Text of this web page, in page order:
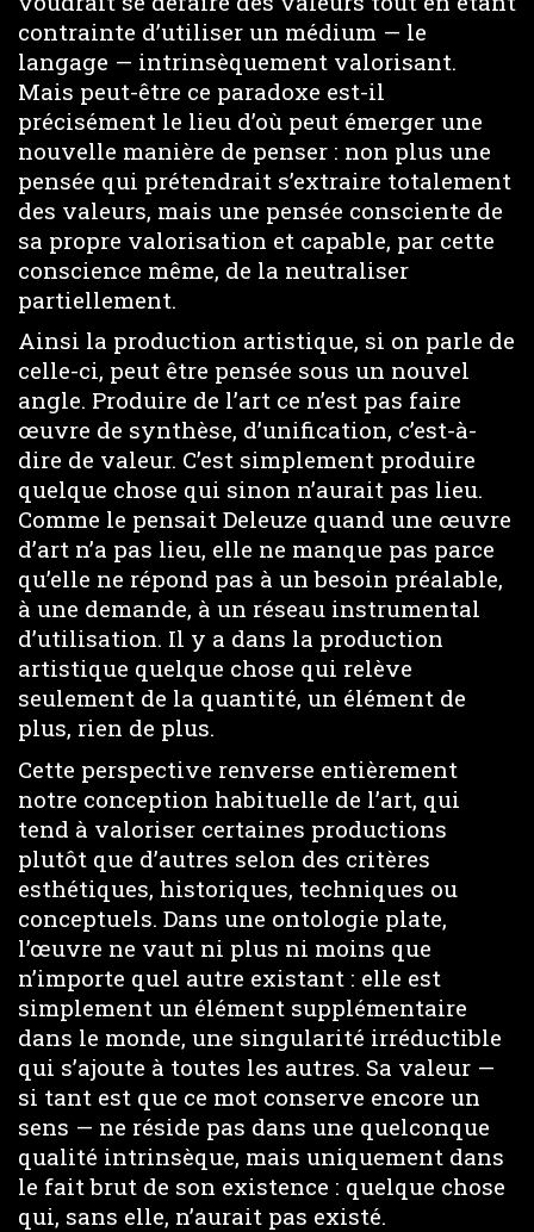
contrainte d’utiliser un médium — le
langage — intrinsèquement valorisant.
Mais peut-être ce paradoxe est-il
précisément le lieu d’où peut émerger une
nouvelle manière de penser : non plus une
pensée qui prétendrait s’extraire totalement
des valeurs, mais une pensée consciente de
sa propre valorisation et capable, par cette
conscience même, de la neutraliser
partiellement.
Ainsi la production artistique, si on parle de
celle-ci, peut être pensée sous un nouvel
angle. Produire de l’art ce n’est pas faire
œuvre de synthèse, d’unification, c’est-à-
dire de valeur. C’est simplement produire
quelque chose qui sinon n’aurait pas lieu.
Comme le pensait Deleuze quand une œuvre
d’art n’a pas lieu, elle ne manque pas parce
qu’elle ne répond pas à un besoin préalable,
à une demande, à un réseau instrumental
d’utilisation. Il y a dans la production
artistique quelque chose qui relève
seulement de la quantité, un élément de
plus, rien de plus.
Cette perspective renverse entièrement
notre conception habituelle de l’art, qui
tend à valoriser certaines productions
plutôt que d’autres selon des critères
esthétiques, historiques, techniques ou
conceptuels. Dans une ontologie plate,
l’œuvre ne vaut ni plus ni moins que
n’importe quel autre existant : elle est
simplement un élément supplémentaire
dans le monde, une singularité irréductible
qui s’ajoute à toutes les autres. Sa valeur —
si tant est que ce mot conserve encore un
sens — ne réside pas dans une quelconque
qualité intrinsèque, mais uniquement dans
le fait brut de son existence : quelque chose
qui, sans elle, n’aurait pas existé.